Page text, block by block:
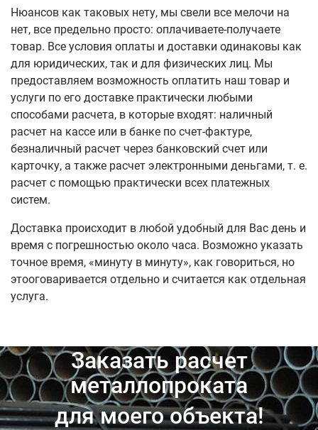
Нюансов как таковых нету, мы свели все мелочи на
нет, все предельно просто: оплачиваете-получаете
товар. Все условия оплаты и доставки одинаковы как
для юридических, так и для физических лиц. Мы
предоставляем возможность оплатить наш товар и
услуги по его доставке практически любыми
способами расчета, в которые входят: наличный
расчет на кассе или в банке по счет-фактуре,
безналичный расчет через банковский счет или
карточку, а также расчет электронными деньгами, т. е.
расчет с помощью практически всех платежных
систем.
Доставка происходит в любой удобный для Вас день и
время с погрешностью около часа. Возможно указать
точное время, «минуту в минуту», как говориться, но
этооговаривается отдельно и считается как отдельная
услуга.
Заказать расчет
металлопроката
для моего объекта!